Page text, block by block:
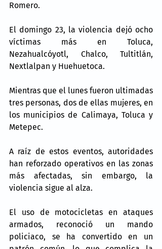
Romero.
El domingo 23, la violencia dejó ocho
víctimas más en Toluca,
Nezahualcóyotl, Chalco, Tultitlán,
Nextlalpan y Huehuetoca.
Mientras que el lunes fueron ultimadas
tres personas, dos de ellas mujeres, en
los municipios de Calimaya, Toluca y
Metepec.
A raíz de estos eventos, autoridades
han reforzado operativos en las zonas
más afectadas, sin embargo, la
violencia sigue al alza.
El uso de motocicletas en ataques
armados, reconoció un mando
policiaco, se ha convertido en un